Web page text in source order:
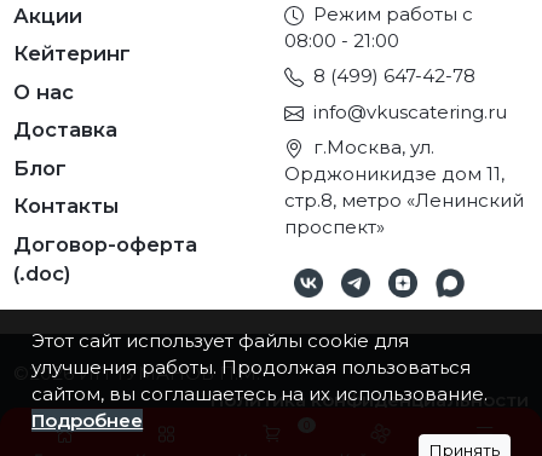
Акции
Кейтеринг
О нас
Доставка
Блог
Контакты
Договор-оферта
(.doc)
Режим работы с
08:00 - 21:00
8 (499) 647-42-78
info@vkuscatering.ru
г.Москва, ул.
Орджоникидзе дом 11,
стр.8, метро «Ленинский
проспект»
©2026ИП ТУМАНОВ П.М.
Политика конфиденциальности
Этот сайт использует файлы cookie для
улучшения работы. Продолжая пользоваться
сайтом, вы соглашаетесь на их использование.
Подробнее
Принять